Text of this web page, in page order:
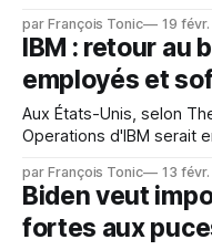
immédiatement et tous
coupés dès le 28 février
par François Tonic 19
IBM : retour au
employés et
Aux États-Unis, selon
Operations d'IBM serait
employés de la division
deux centres
par François Tonic 13
Biden veut
fortes aux